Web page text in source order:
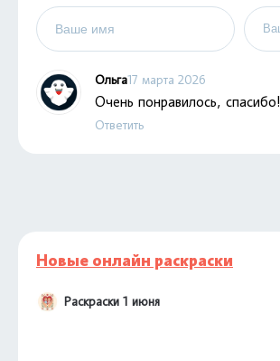
Ольга17 марта 2026
Очень понравилось, спасибо!
Ответить
Новые онлайн раскраски
Раскраски 1 июня